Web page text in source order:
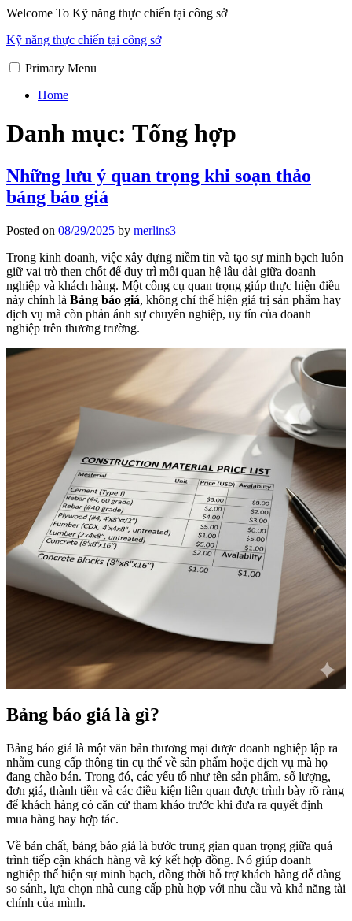
Skip
content
Welcome To Kỹ năng thực chiến tại công sở
Kỹ năng thực chiến tại công sở
Primary Menu
Home
Danh mục: Tổng hợp
Những lưu ý quan trọng khi soạn thảo
bảng báo giá
Posted on 08/29/2025 by merlins3
Trong kinh doanh, việc xây dựng niềm tin và tạo sự minh bạch luôn
giữ vai trò then chốt để duy trì mối quan hệ lâu dài giữa doanh
nghiệp và khách hàng. Một công cụ quan trọng giúp thực hiện điều
này chính là Bảng báo giá, không chỉ thể hiện giá trị sản phẩm hay
dịch vụ mà còn phản ánh sự chuyên nghiệp, uy tín của doanh
nghiệp trên thương trường.
Bảng báo giá là gì?
Bảng báo giá là một văn bản thương mại được doanh nghiệp lập ra
nhằm cung cấp thông tin cụ thể về sản phẩm hoặc dịch vụ mà họ
đang chào bán. Trong đó, các yếu tố như tên sản phẩm, số lượng,
đơn giá, thành tiền và các điều kiện liên quan được trình bày rõ ràng
để khách hàng có căn cứ tham khảo trước khi đưa ra quyết định
mua hàng hay hợp tác.
Về bản chất, bảng báo giá là bước trung gian quan trọng giữa quá
trình tiếp cận khách hàng và ký kết hợp đồng. Nó giúp doanh
nghiệp thể hiện sự minh bạch, đồng thời hỗ trợ khách hàng dễ dàng
so sánh, lựa chọn nhà cung cấp phù hợp với nhu cầu và khả năng tài
chính của mình.